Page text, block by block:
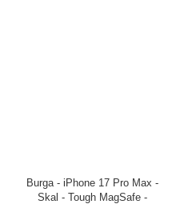
Burga - iPhone 17 Pro Max -
Skal - Tough MagSafe -